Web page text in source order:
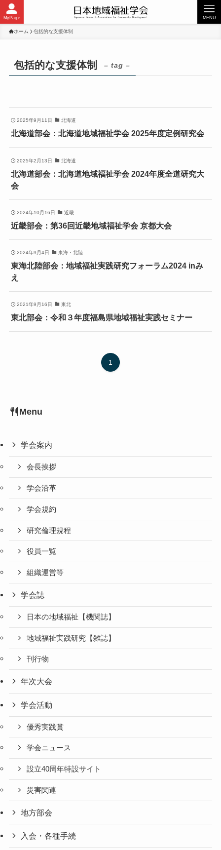
MyPage MENU
ホーム 包括的な支援体制
包括的な支援体制 – tag –
2025年9月11日 北海道
北海道部会：北海道地域福祉学会 2025年度定例研究会
2025年2月13日 北海道
北海道部会：北海道地域福祉学会 2024年度全道研究大
会
2024年10月16日 近畿
近畿部会：第36回近畿地域福祉学会 京都大会
2024年9月4日 東海・北陸
東海北陸部会：地域福祉実践研究フォーラム2024 inみ
え
2021年9月16日 東北
東北部会：令和３年度福島県地域福祉実践セミナー
1
Menu
学会案内
会長挨拶
学会沿革
学会規約
研究倫理規程
役員一覧
組織運営等
学会誌
日本の地域福祉【機関誌】
地域福祉実践研究【雑誌】
刊行物
年次大会
学会活動
優秀実践賞
学会ニュース
設立40周年特設サイト
災害関連
地方部会
入会・各種手続